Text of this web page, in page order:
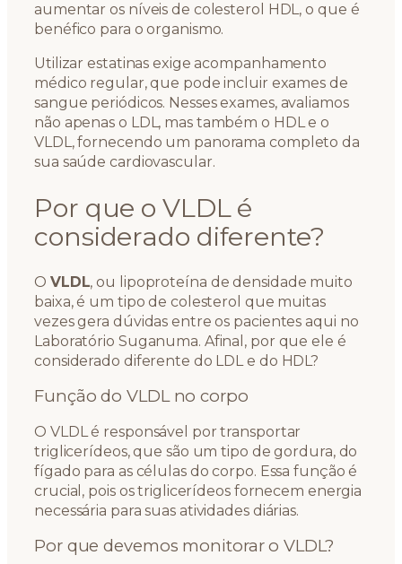
aumentar os níveis de colesterol HDL, o que é
benéfico para o organismo.
Utilizar estatinas exige acompanhamento
médico regular, que pode incluir exames de
sangue periódicos. Nesses exames, avaliamos
não apenas o LDL, mas também o HDL e o
VLDL, fornecendo um panorama completo da
sua saúde cardiovascular.
Por que o VLDL é
considerado diferente?
O VLDL, ou lipoproteína de densidade muito
baixa, é um tipo de colesterol que muitas
vezes gera dúvidas entre os pacientes aqui no
Laboratório Suganuma. Afinal, por que ele é
considerado diferente do LDL e do HDL?
Função do VLDL no corpo
O VLDL é responsável por transportar
triglicerídeos, que são um tipo de gordura, do
fígado para as células do corpo. Essa função é
crucial, pois os triglicerídeos fornecem energia
necessária para suas atividades diárias.
Por que devemos monitorar o VLDL?